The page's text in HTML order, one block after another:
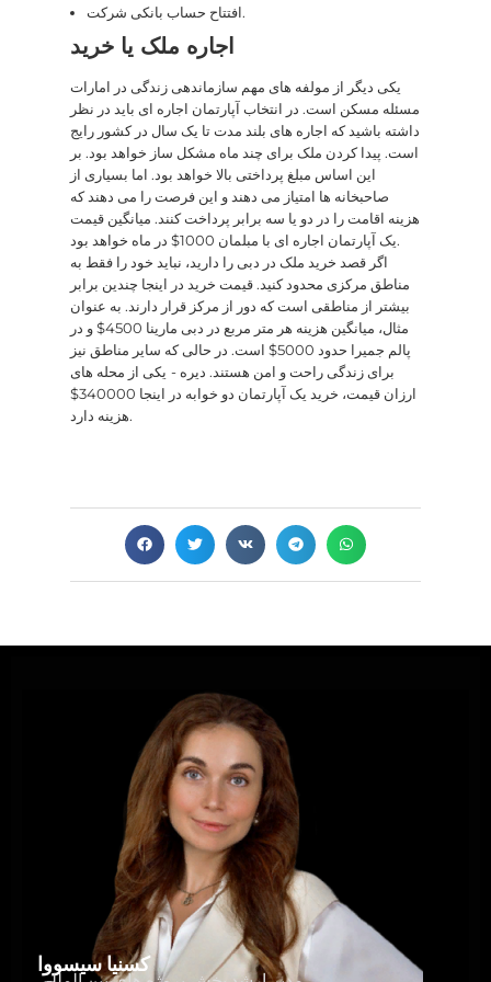
افتتاح حساب بانکی شرکت.
اجاره ملک یا خرید
یکی دیگر از مولفه های مهم سازماندهی زندگی در امارات
مسئله مسکن است. در انتخاب آپارتمان اجاره ای باید در نظر
داشته باشید که اجاره های بلند مدت تا یک سال در کشور رایج
است. پیدا کردن ملک برای چند ماه مشکل ساز خواهد بود. بر
این اساس مبلغ پرداختی بالا خواهد بود. اما بسیاری از
صاحبخانه ها امتیاز می دهند و این فرصت را می دهند که
هزینه اقامت را در دو یا سه برابر پرداخت کنند. میانگین قیمت
یک آپارتمان اجاره ای با مبلمان 1000$ در ماه خواهد بود.
اگر قصد خرید ملک در دبی را دارید، نباید خود را فقط به
مناطق مرکزی محدود کنید. قیمت خرید در اینجا چندین برابر
بیشتر از مناطقی است که دور از مرکز قرار دارند. به عنوان
مثال، میانگین هزینه هر متر مربع در دبی مارینا 4500$ و در
پالم جمیرا حدود 5000$ است. در حالی که سایر مناطق نیز
برای زندگی راحت و امن هستند. دیره - یکی از محله های
ارزان قیمت، خرید یک آپارتمان دو خوابه در اینجا 340000$
هزینه دارد.
کسنیا سیسووا